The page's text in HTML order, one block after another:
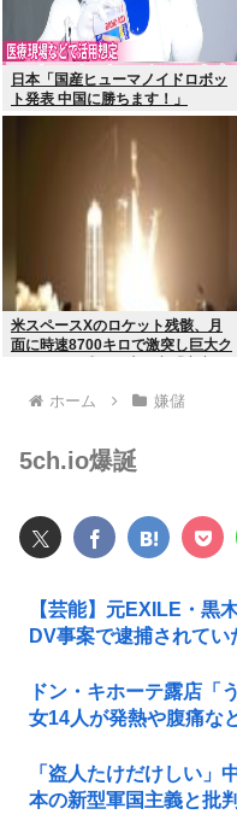
日本「国産ヒューマノイドロボッ
ト発表 中国に勝ちます！」
youtubeで1万いいね
米スペースXのロケット残骸、月
面に時速8700キロで激突し巨大ク
ホーム 嫌儲
5ch.io爆誕
【芸能】元EXILE・黒
DV事案で逮捕されて
ドン・キホーテ露店
女14人が発熱や腹痛な
「盗人たけだけしい」
本の新型軍国主義と批